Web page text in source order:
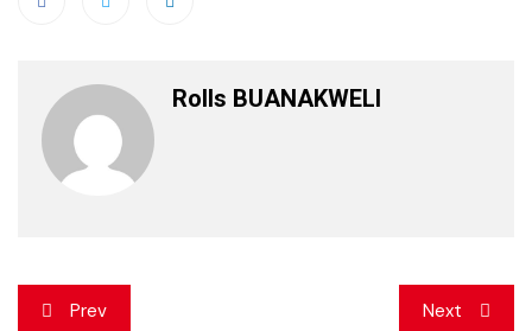
Rolls BUANAKWELI
Navigation
Prev Next